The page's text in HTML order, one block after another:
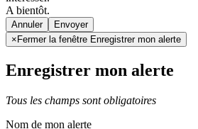
A bientôt.
Annuler
× Fermer la fenêtre Enregistrer mon alerte
Enregistrer mon alerte
Tous les champs sont obligatoires
Nom de mon alerte